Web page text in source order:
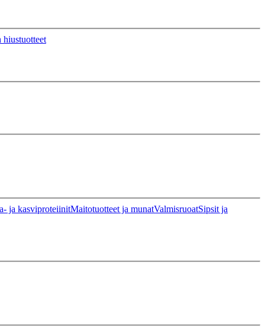
hiustuotteet
ja kasviproteiinitMaitotuotteet ja munatValmisruoatSipsit ja